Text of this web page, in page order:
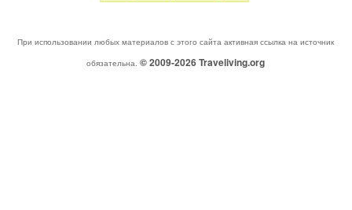
При использовании любых материалов с этого сайта активная ссылка на источник
обязательна. © 2009-2026Traveliving.org